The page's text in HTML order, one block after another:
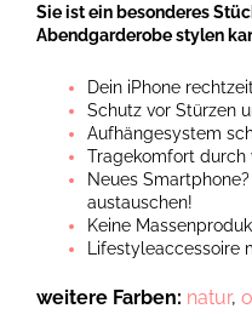
Sie ist ein besonderes
Abendgarderobe stylen
Dein iPhone
Schutz vor Stürzen
Aufhängesystem
Tragekomfort
Neues
austauschen!
Keine
weitere Farben: natur,